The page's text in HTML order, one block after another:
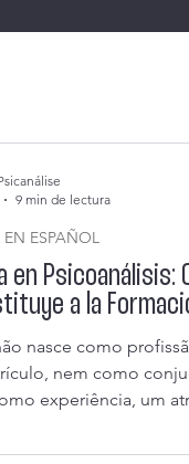
en Psicoanálisis:
a la
nasce como
nem como
experiência, um
esse circuito se
ESPAÑOL
9 min de lectura